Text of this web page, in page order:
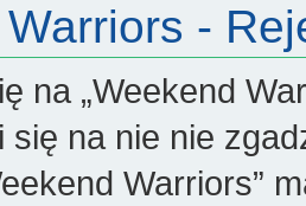
-
na „Weekend
się na nie nie
Warriors”